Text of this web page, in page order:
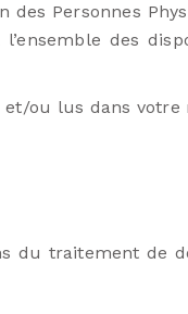
Personnes
des
ou lus dans
traitement de